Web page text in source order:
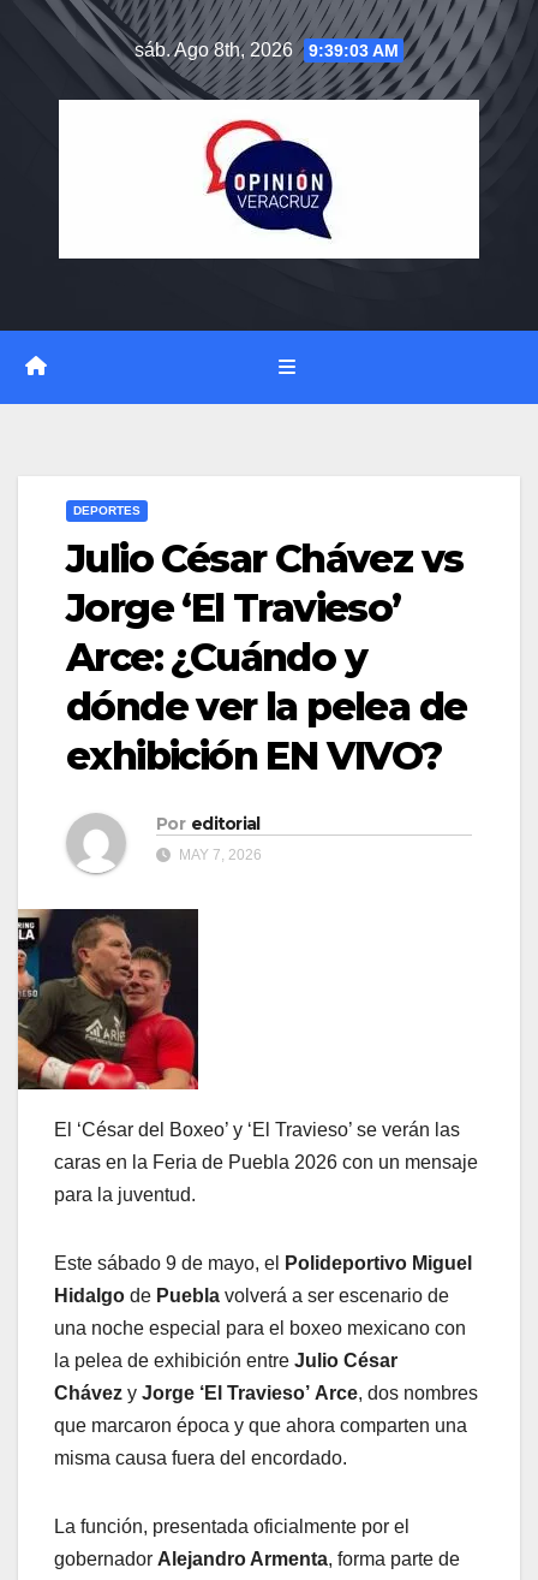
sáb. Ago 8th, 2026 9:39:04 AM
DEPORTES
Julio César Chávez vs
Jorge ‘El Travieso’
Arce: ¿Cuándo y
dónde ver la pelea de
exhibición EN VIVO?
Por editorial
MAY 7, 2026
El ‘César del Boxeo’ y ‘El Travieso’ se verán las
caras en la Feria de Puebla 2026 con un mensaje
para la juventud.
Este sábado 9 de mayo, el
Polideportivo Miguel
Hidalgo de Puebla volverá a ser escenario de
una noche especial para el boxeo mexicano con
la pelea de exhibición entre Julio César
Chávez y Jorge ‘El Travieso’ Arce, dos nombres
que marcaron época y que ahora comparten una
misma causa fuera del encordado.
La función, presentada oficialmente por el
gobernador Alejandro Armenta, forma parte de